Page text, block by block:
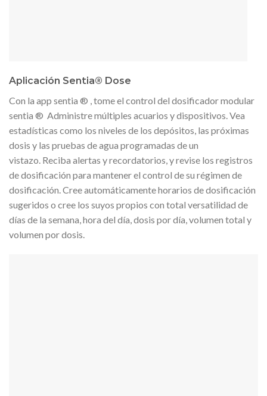
Aplicación Sentia® Dose
Con la app sentia ® , tome el control del dosificador modular
sentia ® Administre múltiples acuarios y dispositivos. Vea
estadísticas como los niveles de los depósitos, las próximas
dosis y las pruebas de agua programadas de un
vistazo. Reciba alertas y recordatorios, y revise los registros
de dosificación para mantener el control de su régimen de
dosificación. Cree automáticamente horarios de dosificación
sugeridos o cree los suyos propios con total versatilidad de
días de la semana, hora del día, dosis por día, volumen total y
volumen por dosis.